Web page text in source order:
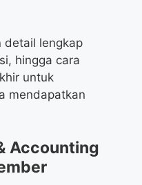
detail lengkap
hingga cara
untuk
mendapatkan
Accounting